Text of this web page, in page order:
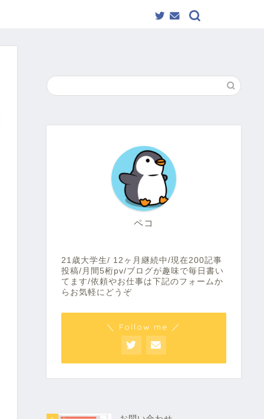
ペコ
21歳大学生/ 12ヶ月継続中/現在200記事
投稿/月間5桁pv/ブログが趣味で毎日書い
てます/依頼やお仕事は下記のフォームか
らお気軽にどうぞ
＼ Follow me ／